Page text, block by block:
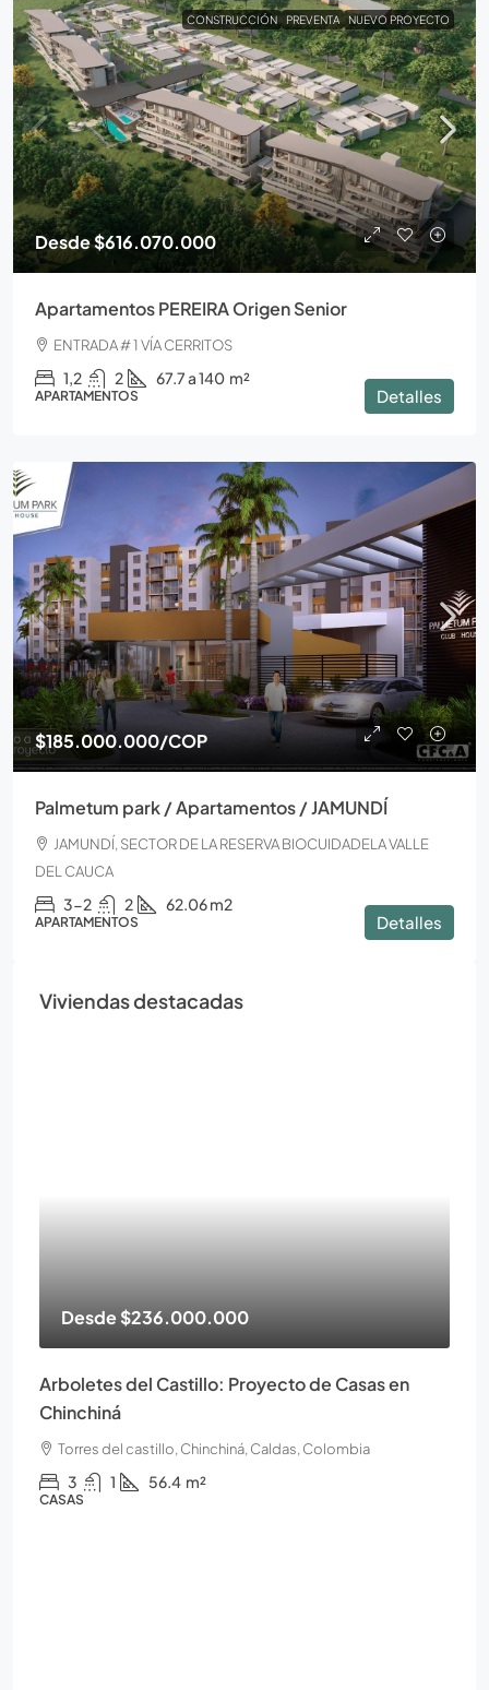
CONSTRUCCIÓN PREVENTA NUEVO PROYECTO
Desde$616.070.000
Apartamentos PEREIRA Origen Senior
ENTRADA # 1 VÍA CERRITOS
1,2 2 67.7 a 140 m²
APARTAMENTOS Detalles
$185.000.000/COP
Palmetum park / Apartamentos / JAMUNDÍ
JAMUNDÍ, SECTOR DE LA RESERVA BIOCUIDADELA VALLE
DEL CAUCA
3-2 2 62.06 m2
APARTAMENTOS Detalles
Viviendas destacadas
Desde$236.000.000
Arboletes del Castillo: Proyecto de Casas en
Chinchiná
Torres del castillo, Chinchiná, Caldas, Colombia
3 1 56.4 m²
CASAS